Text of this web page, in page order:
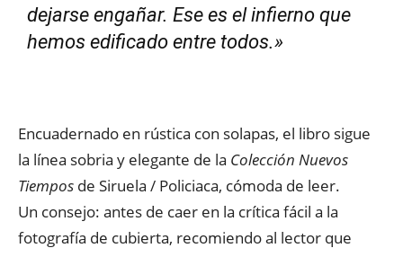
dejarse engañar. Ese es el infierno que
hemos edificado entre todos.»
Encuadernado en rústica con solapas, el libro sigue
la línea sobria y elegante de la Colección Nuevos
Tiempos de Siruela / Policiaca, cómoda de leer.
Un consejo: antes de caer en la crítica fácil a la
fotografía de cubierta, recomiendo al lector que